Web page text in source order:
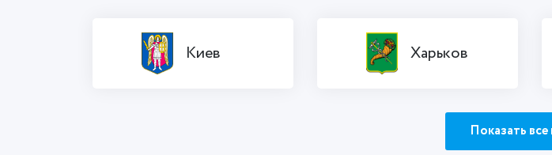
Киев Харьков
Показать